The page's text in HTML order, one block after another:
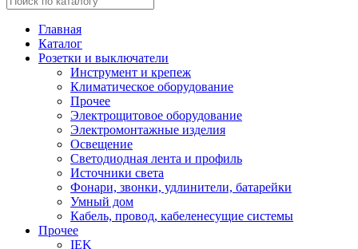
Главная
Каталог
Розетки и выключатели
Инструмент и крепеж
Климатическое оборудование
Прочее
Электрощитовое оборудование
Электромонтажные изделия
Освещение
Светодиодная лента и профиль
Источники света
Фонари, звонки, удлинители, батарейки
Умный дом
Кабель, провод, кабеленесущие системы
Прочее
IEK